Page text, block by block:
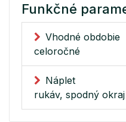
Funkčné
Vhodné obdobie
celoročné
Náplet
rukáv, spodný okraj